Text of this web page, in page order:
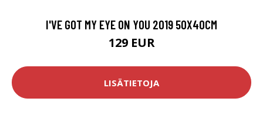
I'VE GOT MY EYE ON YOU 2019 50X40CM
129 EUR
LISÄTIETOJA